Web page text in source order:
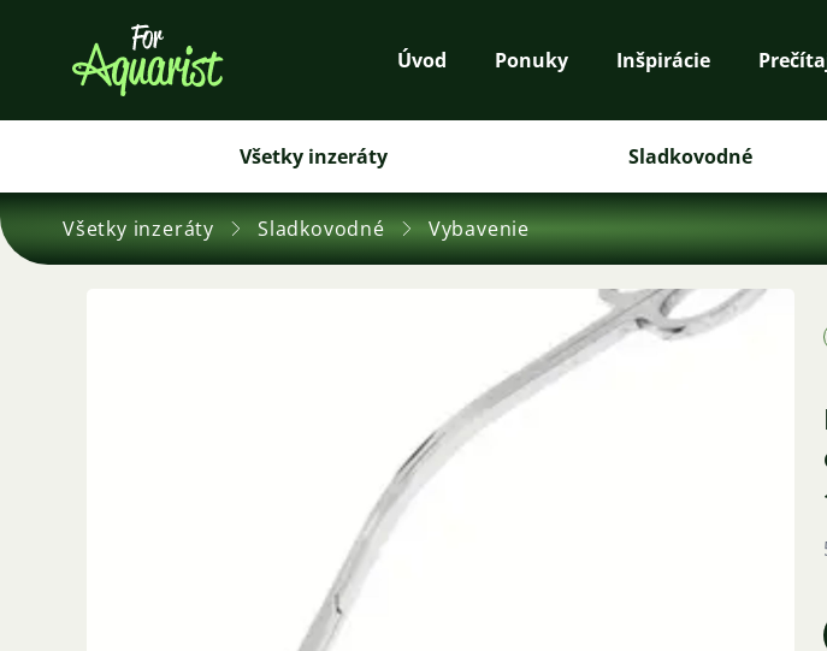
Úvod Ponuky Inšpirácie
Všetky inzeráty Sladkovodné
Všetky inzeráty Sladkovodné Vybavenie